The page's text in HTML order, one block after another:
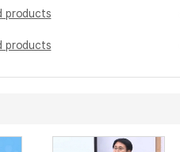
products
products